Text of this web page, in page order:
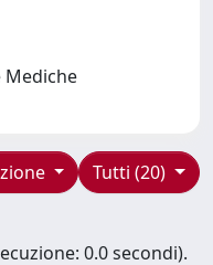
Tutti (20)
0.0 secondi).